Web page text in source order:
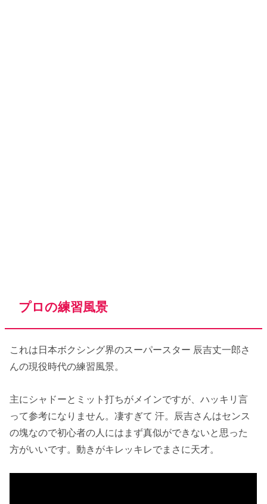
プロの練習風景
これは日本ボクシング界のスーパースター 辰吉丈一郎さ
んの現役時代の練習風景。
主にシャドーとミット打ちがメインですが、ハッキリ言
って参考になりません。凄すぎて 汗。辰吉さんはセンス
の塊なので初心者の人にはまず真似ができないと思った
方がいいです。動きがキレッキレでまさに天才。